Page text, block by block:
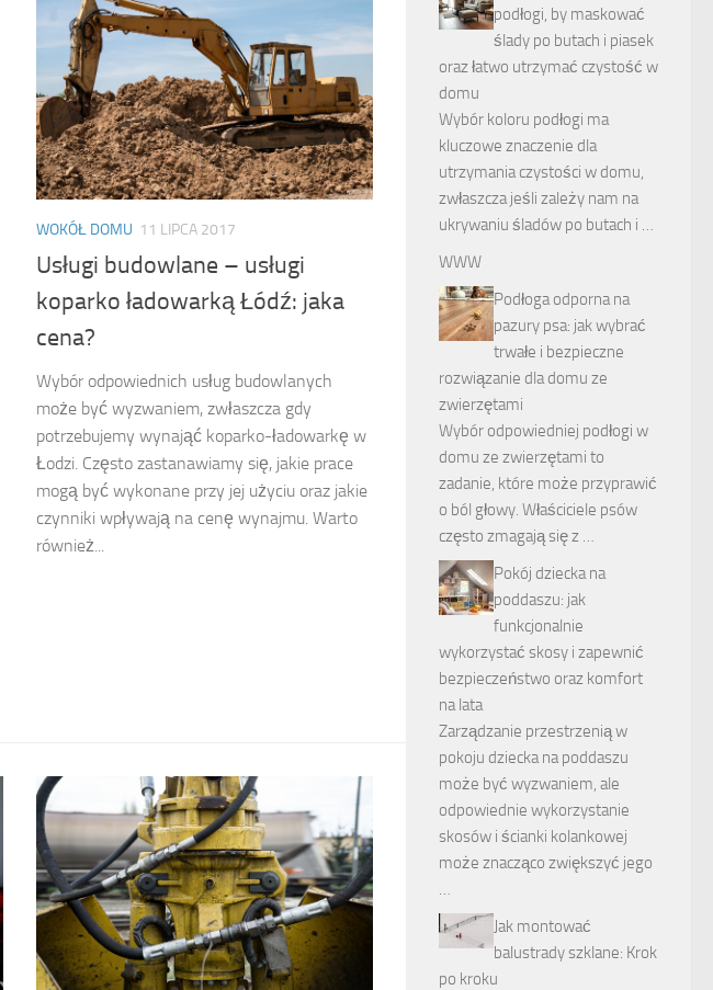
WOKÓŁ DOMU 11 LIPCA 2017
Usługi budowlane – usługi
koparko ładowarką Łódź: jaka
cena?
Wybór odpowiednich usług budowlanych
może być wyzwaniem, zwłaszcza gdy
potrzebujemy wynająć koparko-ładowarkę w
Łodzi. Często zastanawiamy się, jakie prace
mogą być wykonane przy jej użyciu oraz jakie
czynniki wpływają na cenę wynajmu. Warto
również...
podłogi, by maskować
ślady po butach i piasek
oraz łatwo utrzymać czystość w
domu
Wybór koloru podłogi ma
kluczowe znaczenie dla
utrzymania czystości w domu,
zwłaszcza jeśli zależy nam na
ukrywaniu śladów po butach i …
WWW
Podłoga odporna na
pazury psa: jak wybrać
trwałe i bezpieczne
rozwiązanie dla domu ze
zwierzętami
Wybór odpowiedniej podłogi w
domu ze zwierzętami to
zadanie, które może przyprawić
o ból głowy. Właściciele psów
często zmagają się z …
Pokój dziecka na
poddaszu: jak
funkcjonalnie
wykorzystać skosy i zapewnić
bezpieczeństwo oraz komfort
na lata
Zarządzanie przestrzenią w
pokoju dziecka na poddaszu
może być wyzwaniem, ale
odpowiednie wykorzystanie
skosów i ścianki kolankowej
może znacząco zwiększyć jego
…
Jak montować
balustrady szklane: Krok
po kroku